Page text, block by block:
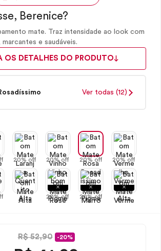
mate. Traz intensidade ao look com
e saudáveis.
OS DETALHES DO PRODUTO
Ver todas (12)
20% off 20% off 20% off 20% off
20% off 20% off
R$ 52,90 -20%